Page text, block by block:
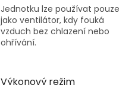
Jednotku lze používat pouze
jako ventilátor, kdy fouká
vzduch bez chlazení nebo
ohřívání.
Výkonový režim